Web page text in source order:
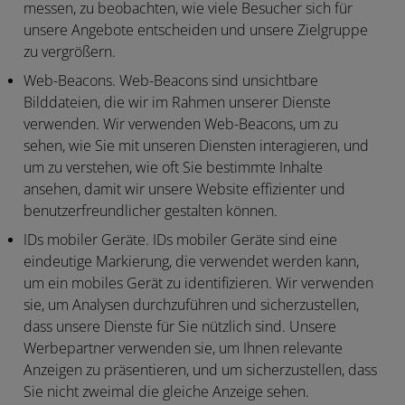
messen, zu beobachten, wie viele Besucher sich für
unsere Angebote entscheiden und unsere Zielgruppe
zu vergrößern.
Web-Beacons. Web-Beacons sind unsichtbare
Bilddateien, die wir im Rahmen unserer Dienste
verwenden. Wir verwenden Web-Beacons, um zu
sehen, wie Sie mit unseren Diensten interagieren, und
um zu verstehen, wie oft Sie bestimmte Inhalte
ansehen, damit wir unsere Website effizienter und
benutzerfreundlicher gestalten können.
IDs mobiler Geräte. IDs mobiler Geräte sind eine
eindeutige Markierung, die verwendet werden kann,
um ein mobiles Gerät zu identifizieren. Wir verwenden
sie, um Analysen durchzuführen und sicherzustellen,
dass unsere Dienste für Sie nützlich sind. Unsere
Werbepartner verwenden sie, um Ihnen relevante
Anzeigen zu präsentieren, und um sicherzustellen, dass
Sie nicht zweimal die gleiche Anzeige sehen.